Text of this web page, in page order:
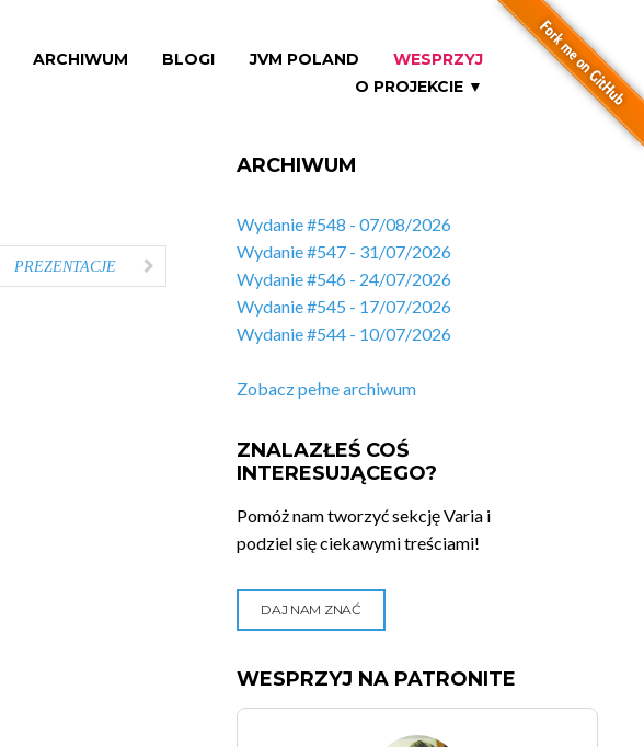
ARCHIWUM BLOGI JVM POLAND
WESPRZYJ
O PROJEKCIE ▼
PREZENTACJE
ARCHIWUM
Wydanie #548 - 07/08/2026
Wydanie #547 - 31/07/2026
Wydanie #546 - 24/07/2026
Wydanie #545 - 17/07/2026
Wydanie #544 - 10/07/2026
Zobacz pełne archiwum
ZNALAZŁEŚ COŚ
INTERESUJĄCEGO?
Pomóż nam tworzyć sekcję Varia i
podziel się ciekawymi treściami!
DAJ NAM ZNAĆ
WESPRZYJ NA PATRONITE